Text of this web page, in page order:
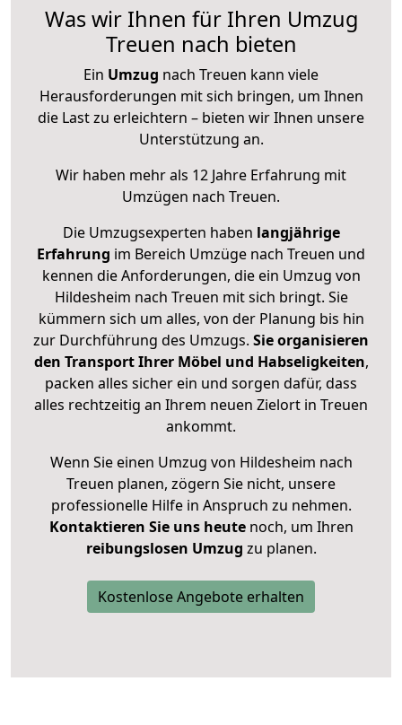
Was wir Ihnen für Ihren Umzug
Treuen nach bieten
Ein Umzug nach Treuen kann viele
Herausforderungen mit sich bringen, um Ihnen
die Last zu erleichtern – bieten wir Ihnen unsere
Unterstützung an.
Wir haben mehr als 12 Jahre Erfahrung mit
Umzügen nach Treuen.
Die Umzugsexperten haben langjährige
Erfahrung im Bereich Umzüge nach Treuen und
kennen die Anforderungen, die ein Umzug von
Hildesheim nach Treuen mit sich bringt. Sie
kümmern sich um alles, von der Planung bis hin
zur Durchführung des Umzugs. Sie organisieren
den Transport Ihrer Möbel und Habseligkeiten,
packen alles sicher ein und sorgen dafür, dass
alles rechtzeitig an Ihrem neuen Zielort in Treuen
ankommt.
Wenn Sie einen Umzug von Hildesheim nach
Treuen planen, zögern Sie nicht, unsere
professionelle Hilfe in Anspruch zu nehmen.
Kontaktieren Sie uns heutenoch, um Ihren
reibungslosen Umzug zu planen.
Kostenlose Angebote erhalten